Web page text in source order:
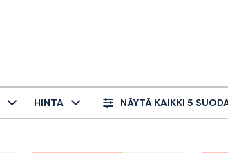
HINTA NÄYTÄ KAIKKI 5